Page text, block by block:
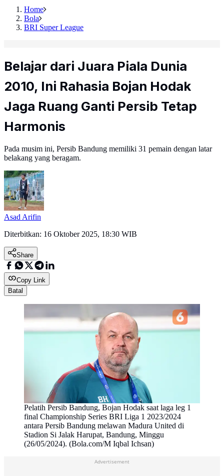
Home
Bola
BRI Super League
Belajar dari Juara Piala Dunia
2010, Ini Rahasia Bojan Hodak
Jaga Ruang Ganti Persib Tetap
Harmonis
Pada musim ini, Persib Bandung memiliki 31 pemain dengan latar
belakang yang beragam.
Asad Arifin
Diterbitkan: 16 Oktober 2025, 18:30 WIB
Share
Copy Link
Batal
Pelatih Persib Bandung, Bojan Hodak saat laga leg 1
final Championship Series BRI Liga 1 2023/2024
antara Persib Bandung melawan Madura United di
Stadion Si Jalak Harupat, Bandung, Minggu
(26/05/2024). (Bola.com/M Iqbal Ichsan)
Advertisement